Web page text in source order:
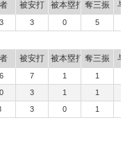
被安打 被本塁打 奪三振 与
3 0 5
被安打 被本塁打 奪三振 与
7 1 1
3 1 1
3 0 1